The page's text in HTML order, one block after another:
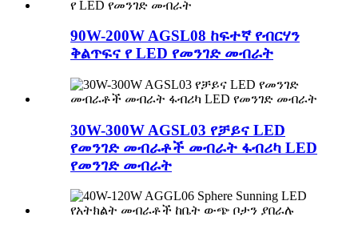
90W-200W AGSL08 ከፍተኛ የብርሃን
ቅልጥፍና የ LED የመንገድ መብራት
30W-300W AGSL03 የቻይና LED
የመንገድ መብራቶች መብራት ፋብሪካ LED
የመንገድ መብራት